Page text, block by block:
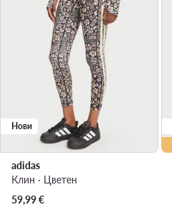
Нови
adidas
Клин · Цветен
59,99€